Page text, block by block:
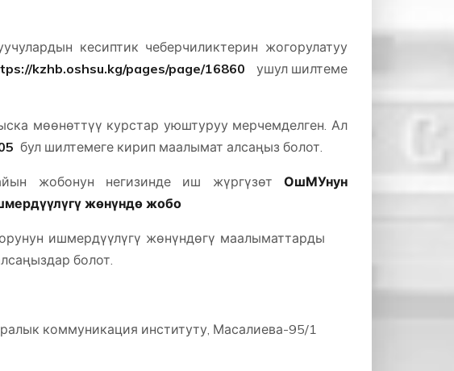
кесиптик чеберчиликтерин жогорулатуу
kzhb.oshsu.kg/pages/page/16860
ушул шилтеме
мөөнөттүү курстар уюштуруу мерчемделген. Ал
бул шилтемеге кирип маалымат алсаңыз болот.
жобонун негизинде иш жүргүзөт
ОшМУнун
жөнүндө жобо
ишмердүүлүгү жөнүндөгү маалыматтарды
болот.
коммуникация институту, Масалиева-95/1